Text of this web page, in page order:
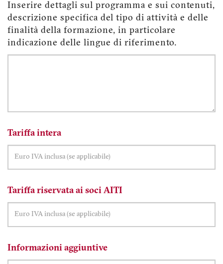
Inserire dettagli sul programma e sui contenuti,
descrizione specifica del tipo di attività e delle
finalità della formazione, in particolare
indicazione delle lingue di riferimento.
Tariffa intera
Tariffa riservata ai soci AITI
Informazioni aggiuntive